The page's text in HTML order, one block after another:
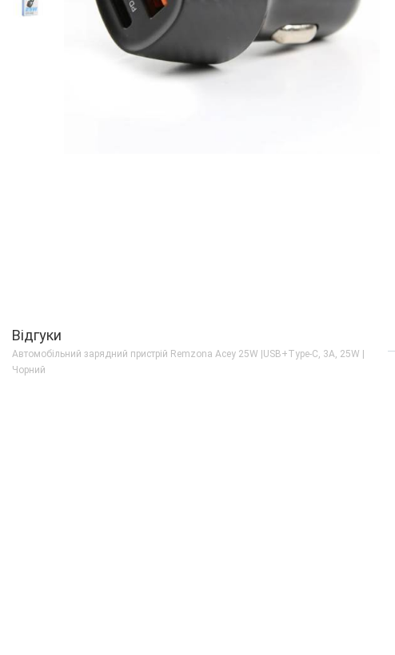
Відгуки
Автомобільний зарядний пристрій Remzona Acey 25W |USB+Type-C, 3A, 25W |
Чорний